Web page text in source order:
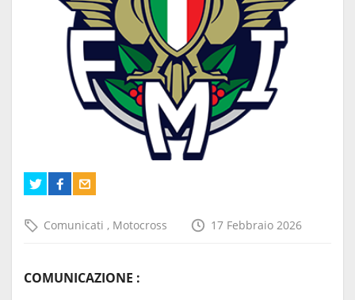
Comunicati , Motocross 17 Febbraio 2026
COMUNICAZIONE :